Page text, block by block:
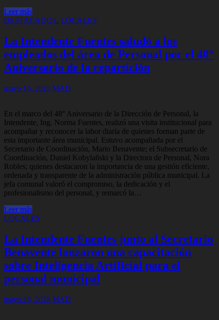
Leer más
DESTACADOS, LOCALES
La Intendente Fuentes saludó a los
empleados del área de Personal por el 48°
Aniversario de la repartición
mayo 16, 2026 MAD
En el marco del 48° Aniversario de la Dirección de Personal, la
Intendente, Ing. Norma Fuentes, realizó una visita institucional para
acompañar y reconocer la labor diaria de quienes forman parte de
esta importante área municipal. Estuvo acompañada por el
Secretario de Coordinación, Mario Benavente; el Subsecretario de
Coordinación, Daniel Kobylañski y la Directora de Personal, Nora
Robles; quienes destacaron la importancia de una gestión eficiente,
ordenada y transparente de la administración pública municipal. La
jefa comunal valoró el compromiso, la dedicación y el
profesionalismo del personal, y remarcó la…
Leer más
LOCALES
La Intendente Fuentes junto al Secretario
Benavente lanzaron una capacitación
sobre Inteligencia Artificial para el
personal municipal
mayo 16, 2026 MAD